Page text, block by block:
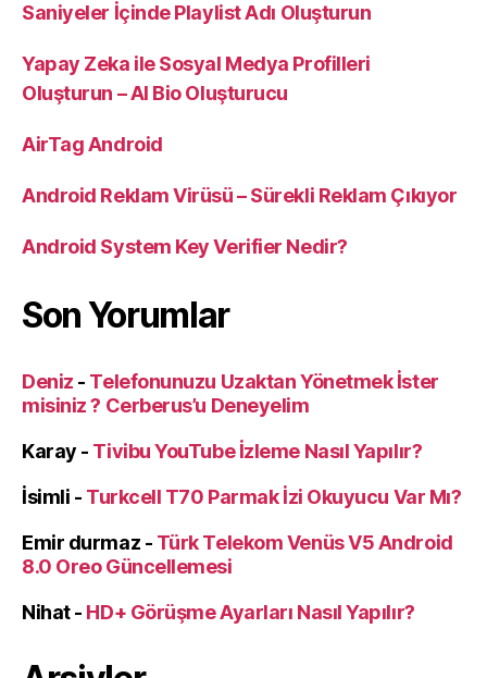
Saniyeler İçinde Playlist Adı Oluşturun
Yapay Zeka ile Sosyal Medya Profilleri
Oluşturun – AI Bio Oluşturucu
AirTag Android
Android Reklam Virüsü – Sürekli Reklam Çıkıyor
Android System Key Verifier Nedir?
Son Yorumlar
Deniz - Telefonunuzu Uzaktan Yönetmek İster
misiniz ? Cerberus’u Deneyelim
Karay - Tivibu YouTube İzleme Nasıl Yapılır?
İsimli - Turkcell T70 Parmak İzi Okuyucu Var Mı?
Emir durmaz - Türk Telekom Venüs V5 Android
8.0 Oreo Güncellemesi
Nihat- HD+ Görüşme Ayarları Nasıl Yapılır?